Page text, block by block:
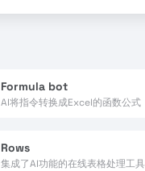
Formula bot
AI将指令转换成Excel的函数公式
Rows
集成了AI功能的在线表格处理工具